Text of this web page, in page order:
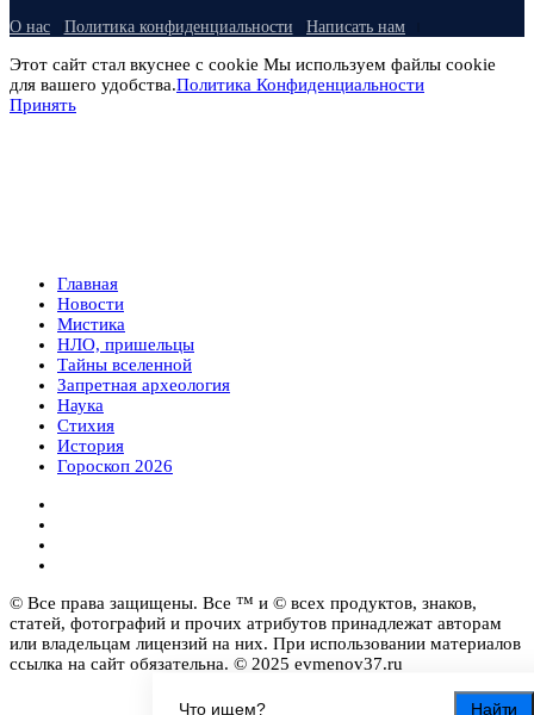
Найти
О нас Политика конфиденциальности Написать нам
Этот сайт стал вкуснее с cookie Мы используем файлы cookie
для вашего удобства.Политика Конфиденциальности
Принять
Главная
Новости
Мистика
НЛО, пришельцы
Тайны вселенной
Запретная археология
Наука
Стихия
История
Гороскоп 2026
© Все права защищены. Все ™ и © всех продуктов, знаков,
статей, фотографий и прочих атрибутов принадлежат авторам
или владельцам лицензий на них. При использовании материалов
ссылка на сайт обязательна. © 2025 evmenov37.ru